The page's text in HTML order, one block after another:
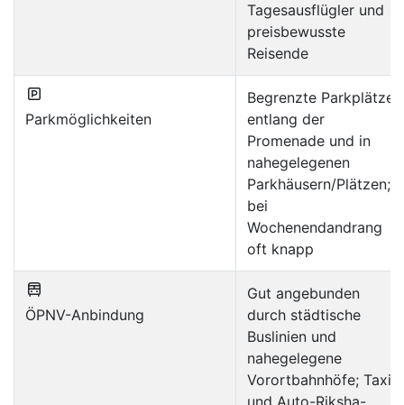
Tagesausflügler und
preisbewusste
Reisende
Parkmöglichkeiten
Begrenzte Parkplätze
entlang der
Promenade und in
nahegelegenen
Parkhäusern/Plätzen;
bei
Wochenendandrang
oft knapp
ÖPNV-Anbindung
Gut angebunden
durch städtische
Buslinien und
nahegelegene
Vorortbahnhöfe; Taxi-
und Auto-Riksha-